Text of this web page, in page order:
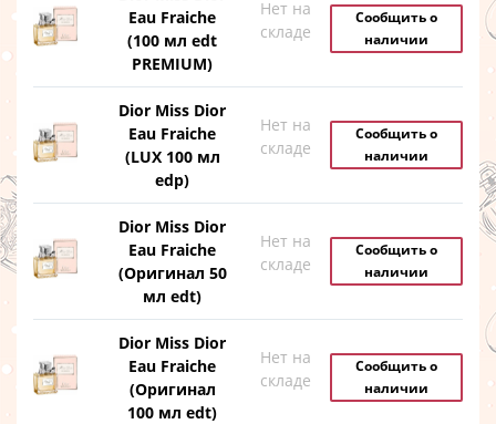
Eau Fraiche
(100 мл edt
PREMIUM)
Нет на
складе
Сообщить о
наличии
Dior Miss Dior
Eau Fraiche
(LUX 100 мл
edp)
Нет на
складе
Сообщить о
наличии
Dior Miss Dior
Eau Fraiche
(Оригинал 50
мл edt)
Нет на
складе
Сообщить о
наличии
Dior Miss Dior
Eau Fraiche
(Оригинал
100 мл edt)
Нет на
складе
Сообщить о
наличии